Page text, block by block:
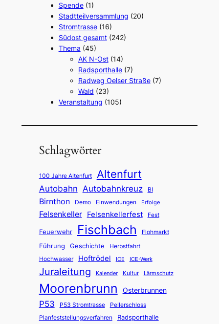
Spende(1)
Stadtteilversammlung (20)
Stromtrasse(16)
Südost gesamt(242)
Thema (45)
AK N-Ost(14)
Radsporthalle(7)
Radweg Oelser Straße(7)
Wald (23)
Veranstaltung (105)
Schlagwörter
100 Jahre Altenfurt Altenfurt
Autobahn Autobahnkreuz BI
Birnthon Demo Einwendungen Erfolge
Felsenkeller Felsenkellerfest Fest
Feuerwehr Fischbach Flohmarkt
Führung Geschichte
Herbstfahrt
Hochwasser
Hoftrödel ICE ICE-Werk
Juraleitung Kalender Kultur Lärmschutz
Moorenbrunn Osterbrunnen
P53 P53 Stromtrasse
Pellerschloss
Planfeststellungsverfahren
Radsporthalle